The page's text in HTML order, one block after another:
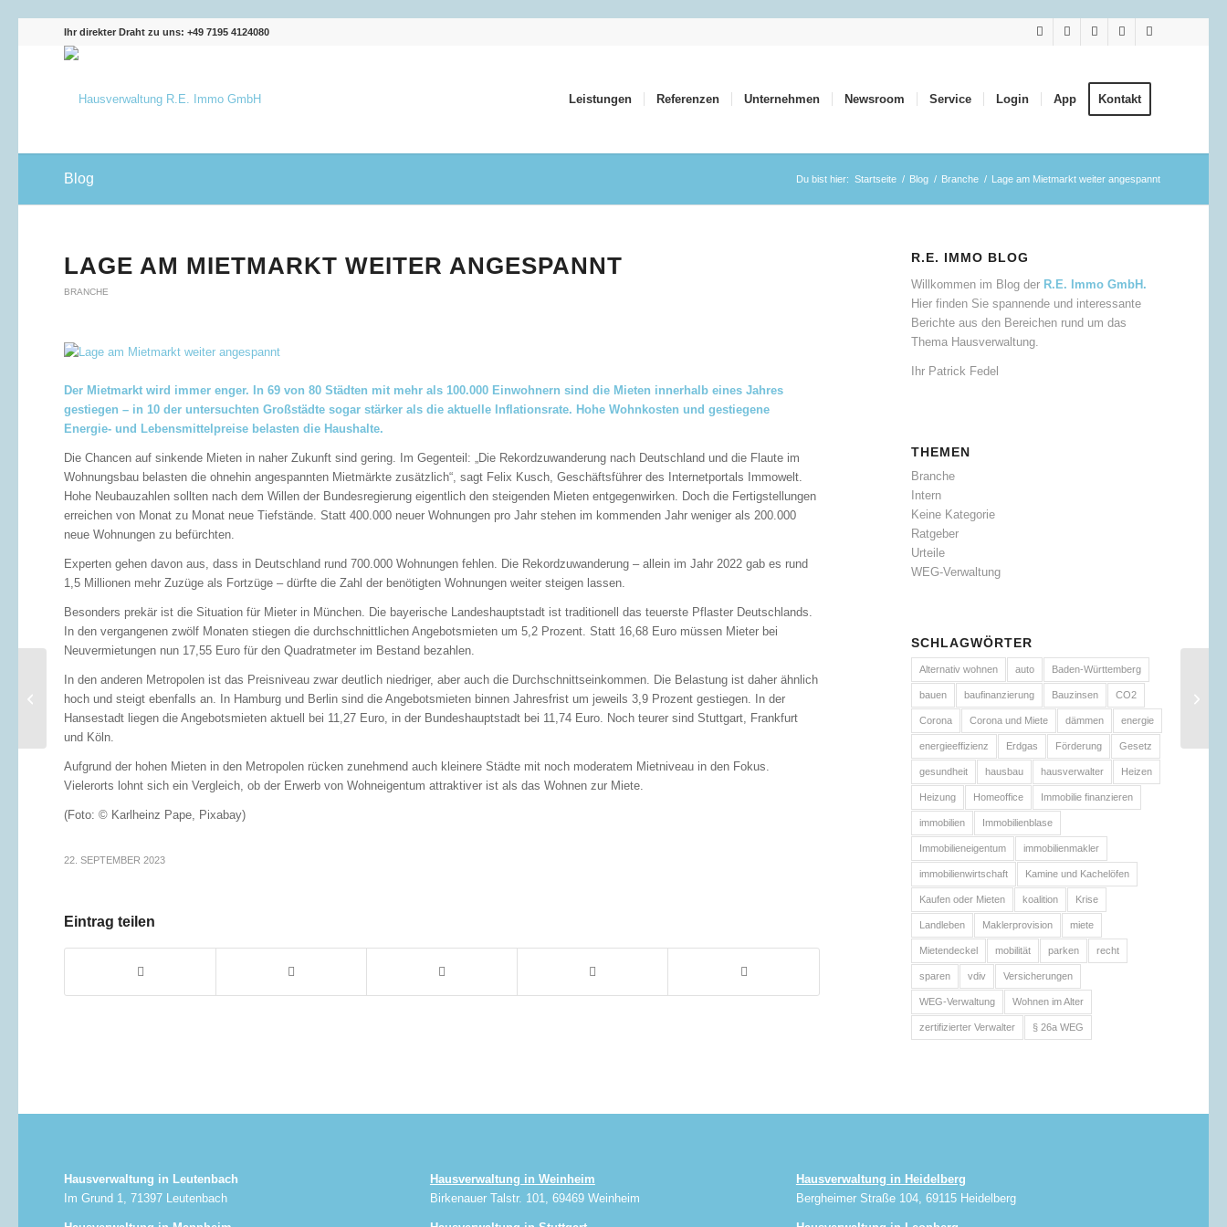
Ihr direkter Draht zu uns: +49 7195 4124080
Leistungen Referenzen Unternehmen Newsroom Service Login App Kontakt
Blog Du bist hier: Startseite / Blog / Branche / Lage am Mietmarkt weiter angespannt
LAGE AM MIETMARKT WEITER ANGESPANNT
BRANCHE
Der Mietmarkt wird immer enger. In 69 von 80 Städten mit mehr als 100.000 Einwohnern sind die Mieten innerhalb eines Jahres
gestiegen – in 10 der untersuchten Großstädte sogar stärker als die aktuelle Inflationsrate. Hohe Wohnkosten und gestiegene
Energie- und Lebensmittelpreise belasten die Haushalte.
Die Chancen auf sinkende Mieten in naher Zukunft sind gering. Im Gegenteil: „Die Rekordzuwanderung nach Deutschland und die Flaute im
Wohnungsbau belasten die ohnehin angespannten Mietmärkte zusätzlich“, sagt Felix Kusch, Geschäftsführer des Internetportals Immowelt.
Hohe Neubauzahlen sollten nach dem Willen der Bundesregierung eigentlich den steigenden Mieten entgegenwirken. Doch die Fertigstellungen
erreichen von Monat zu Monat neue Tiefstände. Statt 400.000 neuer Wohnungen pro Jahr stehen im kommenden Jahr weniger als 200.000
neue Wohnungen zu befürchten.
Experten gehen davon aus, dass in Deutschland rund 700.000 Wohnungen fehlen. Die Rekordzuwanderung – allein im Jahr 2022 gab es rund
1,5 Millionen mehr Zuzüge als Fortzüge – dürfte die Zahl der benötigten Wohnungen weiter steigen lassen.
Besonders prekär ist die Situation für Mieter in München. Die bayerische Landeshauptstadt ist traditionell das teuerste Pflaster Deutschlands.
In den vergangenen zwölf Monaten stiegen die durchschnittlichen Angebotsmieten um 5,2 Prozent. Statt 16,68 Euro müssen Mieter bei
Neuvermietungen nun 17,55 Euro für den Quadratmeter im Bestand bezahlen.
In den anderen Metropolen ist das Preisniveau zwar deutlich niedriger, aber auch die Durchschnittseinkommen. Die Belastung ist daher ähnlich
hoch und steigt ebenfalls an. In Hamburg und Berlin sind die Angebotsmieten binnen Jahresfrist um jeweils 3,9 Prozent gestiegen. In der
Hansestadt liegen die Angebotsmieten aktuell bei 11,27 Euro, in der Bundeshauptstadt bei 11,74 Euro. Noch teurer sind Stuttgart, Frankfurt
und Köln.
Aufgrund der hohen Mieten in den Metropolen rücken zunehmend auch kleinere Städte mit noch moderatem Mietniveau in den Fokus.
Vielerorts lohnt sich ein Vergleich, ob der Erwerb von Wohneigentum attraktiver ist als das Wohnen zur Miete.
(Foto: © Karlheinz Pape, Pixabay)
22. SEPTEMBER 2023
Eintrag teilen
R.E. IMMO BLOG
Willkommen im Blog der R.E. Immo GmbH.
Hier finden Sie spannende und interessante
Berichte aus den Bereichen rund um das
Thema Hausverwaltung.
Ihr Patrick Fedel
THEMEN
Branche
Intern
Keine Kategorie
Ratgeber
Urteile
WEG-Verwaltung
SCHLAGWÖRTER
Alternativ wohnen auto Baden-Württemberg
bauen baufinanzierung Bauzinsen CO2
Corona Corona und Miete dämmen energie
energieeffizienz Erdgas Förderung Gesetz
gesundheit hausbau hausverwalter Heizen
Heizung Homeoffice Immobilie finanzieren
immobilien Immobilienblase
Immobilieneigentum immobilienmakler
immobilienwirtschaft Kamine und Kachelöfen
Kaufen oder Mieten koalition Krise
Landleben Maklerprovision miete
Mietendeckel mobilität parken recht
sparen vdiv Versicherungen
WEG-Verwaltung Wohnen im Alter
zertifizierter Verwalter § 26a WEG
Hausverwaltung in Leutenbach
Im Grund 1, 71397 Leutenbach
Hausverwaltung in Weinheim
Birkenauer Talstr. 101, 69469 Weinheim
Hausverwaltung in Heidelberg
Bergheimer Straße 104, 69115 Heidelberg
Was kostet das neue
Heizsystem? Und lohnt
sich das?